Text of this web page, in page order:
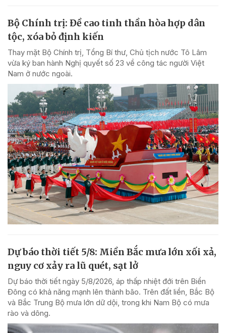
Bộ Chính trị: Đề cao tinh thần hòa hợp dân
tộc, xóa bỏ định kiến
Thay mặt Bộ Chính trị, Tổng Bí thư, Chủ tịch nước Tô Lâm
vừa ký ban hành Nghị quyết số 23 về công tác người Việt
Nam ở nước ngoài.
Dự báo thời tiết 5/8: Miền Bắc mưa lớn xối xả,
nguy cơ xảy ra lũ quét, sạt lở
Dự báo thời tiết ngày 5/8/2026, áp thấp nhiệt đới trên Biển
Đông có khả năng mạnh lên thành bão. Trên đất liền, Bắc Bộ
và Bắc Trung Bộ mưa lớn dữ dội, trong khi Nam Bộ có mưa
rào và dông.